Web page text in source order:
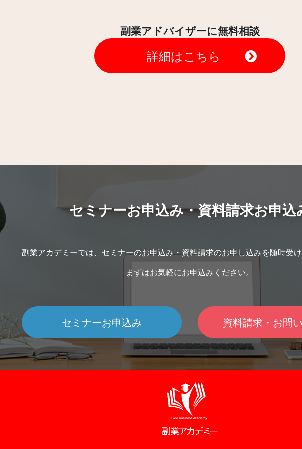
副業アドバイザーに無料相談
詳細はこちら
セミナーお申込み・資料請求お申込
副業アカデミーでは、セミナーのお申込み・資料請求のお申し込みを随時受
まずはお気軽にお申込みください。
セミナーお申込み 資料請求・お問